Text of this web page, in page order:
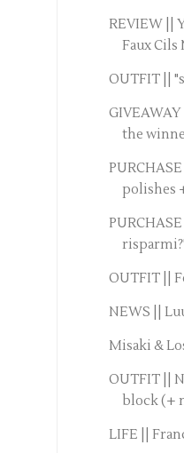
REVIEW ||
Faux Cils
OUTFIT ||
GIVEAWAY
the
polishes
OUTFIT ||
NEWS ||
Misaki &
OUTFIT ||
block (+
LIFE ||